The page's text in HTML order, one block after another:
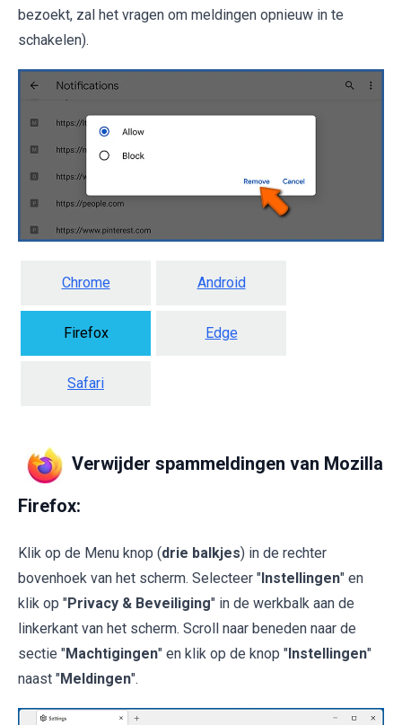
bezoekt, zal het vragen om meldingen opnieuw in te
schakelen).
Chrome Android
Firefox Edge
Safari
Verwijder spammeldingen van Mozilla
Firefox:
Klik op de Menu knop (drie balkjes) in de rechter
bovenhoek van het scherm. Selecteer "Instellingen" en
klik op "Privacy & Beveiliging" in de werkbalk aan de
linkerkant van het scherm. Scroll naar beneden naar de
sectie "Machtigingen" en klik op de knop "Instellingen"
naast "Meldingen".